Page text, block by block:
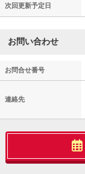
次回更新予定日
お問い合わせ
お問合せ番号
連絡先